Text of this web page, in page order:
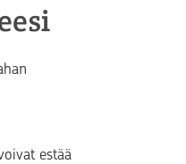
estää